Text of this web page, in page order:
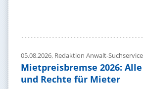
05.08.2026, Redaktion Anwalt-Suchservice
Mietpreisbremse 2026:
und Rechte für Mieter